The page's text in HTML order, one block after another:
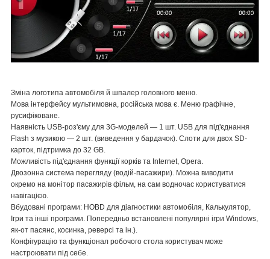
Зміна логотипа автомобіля й шпалер головного меню.
Мова інтерфейсу мультимовна, російська мова є. Меню графічне,
русифіковане.
Наявність USB-роз'єму для 3G-моделей — 1 шт. USB для під'єднання
Flash з музикою — 2 шт. (виведення у бардачок). Слоти для двох SD-
карток, підтримка до 32 GB.
Можливість під'єднання функції корків та Internet, Opera.
Двозонна система перегляду (водій-пасажири). Можна виводити
окремо на монітор пасажирів фільм, на сам водночас користуватися
навігацією.
Вбудовані програми: HOBD для діагностики автомобіля, Калькулятор,
Ігри та інші програми. Попередньо встановлені популярні ігри Windows,
як-от пасянс, косинка, реверсі та ін.).
Конфігурацію та функціонал робочого стола користувач може
настроювати під себе.